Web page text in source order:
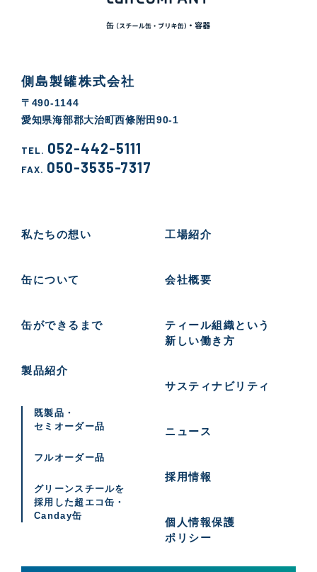
側島製罐株式会社
〒490-1144
愛知県海部郡大治町西條附田90-1
TEL. 052-442-5111
FAX. 050-3535-7317
私たちの想い
缶について
缶ができるまで
製品紹介
既製品・
セミオーダー品
フルオーダー品
グリーンスチールを
採用した超エコ缶・
Canday缶
工場紹介
会社概要
ティール組織という
新しい働き方
サスティナビリティ
ニュース
採用情報
個人情報保護
ポリシー